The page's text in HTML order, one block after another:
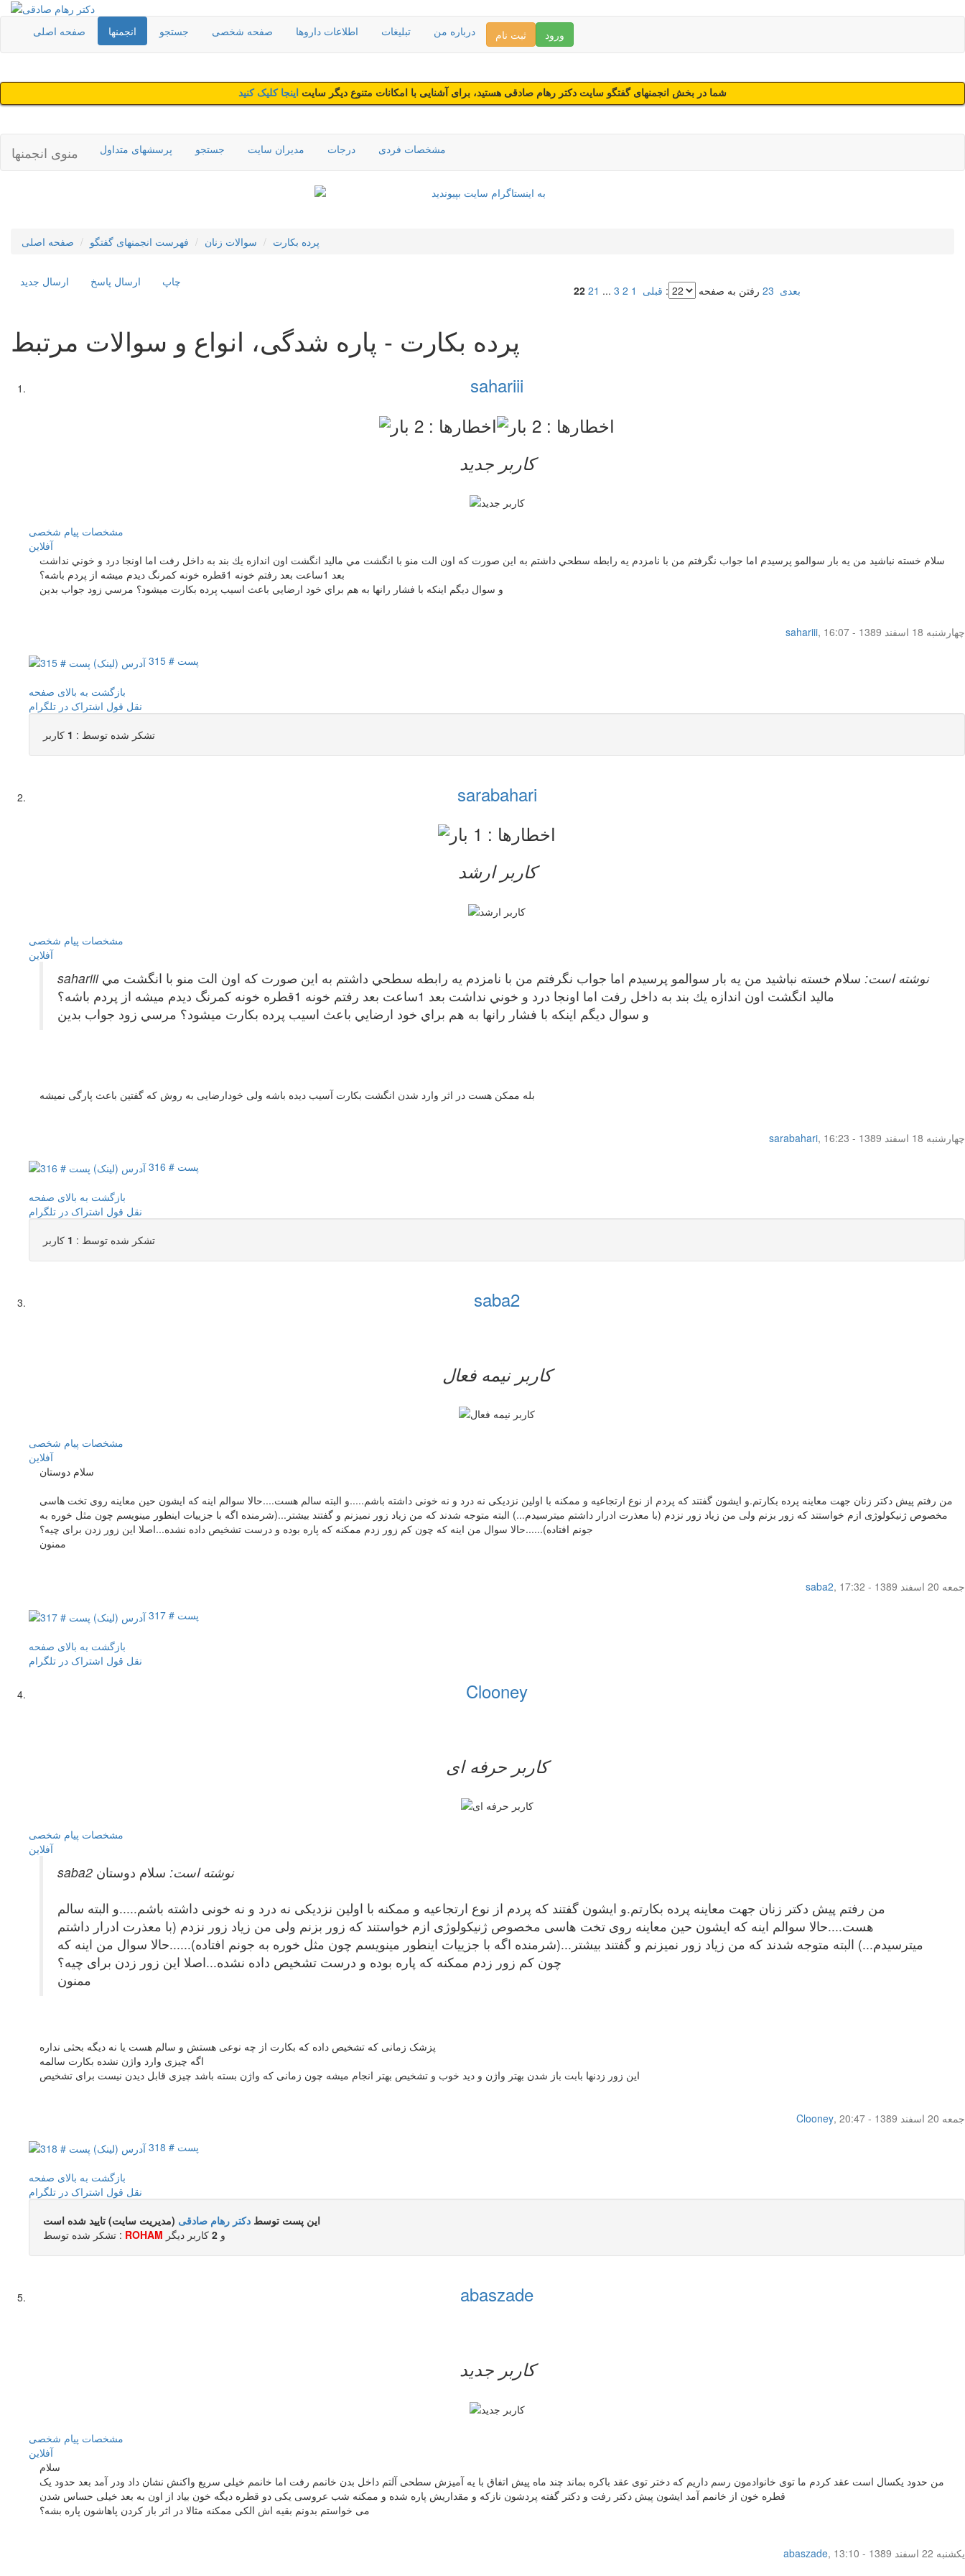
صفحه اصلی انجمنها جستجو صفحه شخصی اطلاعات داروها تبلیغات درباره من ثبت نام ورود
شما در بخش انجمنهای گفتگو سایت دکتر رهام صادقی هستید، برای آشنایی با امکانات متنوع دیگر سایت اینجا کلیک کنید
منوی انجمنها پرسشهای متداول جستجو مدیران سایت درجات مشخصات فردی
صفحه اصلی فهرست انجمنهای گفتگو سوالات زنان پرده بکارت
ارسال جديد ارسال پاسخ چاپ
رفتن به صفحه : قبلی 1
2
3
...
21
22 23 بعدی
پرده بکارت - پاره شدگی، انواع و سوالات مرتبط
sahariii
کاربر جدید
مشخصات پیام شخصی
آفلاين
سلام خسته نباشيد من يه بار سوالمو پرسيدم اما جواب نگرفتم من با نامزدم يه رابطه سطحي داشتم به اين صورت كه اون الت منو با انگشت مي ماليد انگشت اون اندازه يك بند به داخل رفت اما اونجا درد و خوني نداشت
بعد 1ساعت بعد رفتم خونه 1قطره خونه كمرنگ ديدم ميشه از پردم باشه؟
و سوال ديگم اينكه با فشار رانها به هم براي خود ارضايي باعث اسيب پرده بكارت ميشود؟ مرسي زود جواب بدين
sahariii,
چهار‌شنبه 18 اسفند 1389 - 16:07
پست # 315
بازگشت به بالای صفحه
نقل قول اشتراک در تلگرام
تشکر شده توسط : 1 کاربر
sarabahari
کاربر ارشد
مشخصات پیام شخصی
آفلاين
sahariii نوشته است: سلام خسته نباشيد من يه بار سوالمو پرسيدم اما جواب نگرفتم من با نامزدم يه رابطه سطحي داشتم به اين صورت كه اون الت منو با انگشت مي
ماليد انگشت اون اندازه يك بند به داخل رفت اما اونجا درد و خوني نداشت بعد 1ساعت بعد رفتم خونه 1قطره خونه كمرنگ ديدم ميشه از پردم باشه؟
و سوال ديگم اينكه با فشار رانها به هم براي خود ارضايي باعث اسيب پرده بكارت ميشود؟ مرسي زود جواب بدين
بله ممکن هست در اثر وارد شدن انگشت بکارت آسیب دیده باشه ولی خودارضایی به روش که گفتین باعث پارگی نمیشه
sarabahari,
چهار‌شنبه 18 اسفند 1389 - 16:23
پست # 316
بازگشت به بالای صفحه
نقل قول اشتراک در تلگرام
تشکر شده توسط : 1 کاربر
saba2
کاربر نيمه فعال
مشخصات پیام شخصی
آفلاين
سلام دوستان
من رفتم پیش دکتر زنان جهت معاینه پرده بکارتم.و ایشون گفتند که پردم از نوع ارتجاعیه و ممکنه با اولین نزدیکی نه درد و نه خونی داشته باشم.....و البته سالم هست....حالا سوالم اینه که ایشون حین معاینه روی تخت هاسی
مخصوص ژنیکولوژی ازم خواستند که زور بزنم ولی من زیاد زور نزدم (با معذرت ادرار داشتم میترسیدم...) البته متوجه شدند که من زیاد زور نمیزنم و گفتند بیشتر...(شرمنده اگه با جزییات اینطور مینویسم چون مثل خوره به
جونم افتاده)......حالا سوال من اینه که چون کم زور زدم ممکنه که پاره بوده و درست تشخیص داده نشده...اصلا این زور زدن برای چیه؟
ممنون
saba2,
جمعه 20 اسفند 1389 - 17:32
پست # 317
بازگشت به بالای صفحه
نقل قول اشتراک در تلگرام
Clooney
کاربر حرفه ای
مشخصات پیام شخصی
آفلاين
saba2 نوشته است: سلام دوستان
من رفتم پیش دکتر زنان جهت معاینه پرده بکارتم.و ایشون گفتند که پردم از نوع ارتجاعیه و ممکنه با اولین نزدیکی نه درد و نه خونی داشته باشم.....و البته سالم
هست....حالا سوالم اینه که ایشون حین معاینه روی تخت هاسی مخصوص ژنیکولوژی ازم خواستند که زور بزنم ولی من زیاد زور نزدم (با معذرت ادرار داشتم
میترسیدم...) البته متوجه شدند که من زیاد زور نمیزنم و گفتند بیشتر...(شرمنده اگه با جزییات اینطور مینویسم چون مثل خوره به جونم افتاده)......حالا سوال من اینه که
چون کم زور زدم ممکنه که پاره بوده و درست تشخیص داده نشده...اصلا این زور زدن برای چیه؟
ممنون
پزشک زمانی که تشخیص داده که بکارت از چه نوعی هستش و سالم هست یا نه دیگه بحثی نداره
اگه چیزی وارد واژن نشده بکارت سالمه
این زور زدنها بابت باز شدن بهتر واژن و دید خوب و تشخیص بهتر انجام میشه چون زمانی که واژن بسته باشد چیزی قابل دیدن نیست برای تشخیص
Clooney,
جمعه 20 اسفند 1389 - 20:47
پست # 318
بازگشت به بالای صفحه
نقل قول اشتراک در تلگرام
این پست توسط دکتر رهام صادقی (مدیریت سایت) تایید شده است
تشکر شده توسط : ROHAM و 2 کاربر ديگر
abaszade
کاربر جدید
مشخصات پیام شخصی
آفلاين
سلام
من حدود یکسال است عقد کردم ما توی خانوادمون رسم داریم که دختر توی عقد باکره بماند چند ماه پیش اتفاق با یه آمیزش سطحی آلتم داخل بدن خانمم رفت اما خانمم خیلی سریع واکنش نشان داد ودر آمد بعد حدود یک
قطره خون از خانمم آمد ایشون پیش دکتر رفت و دکتر گفته پردشون نازکه و مقداریش پاره شده و ممکنه شب عروسی یکی دو قطره دیگه خون بیاد از اون به بعد خیلی حساس شدن
می خواستم بدونم بقیه اش الکی ممکنه مثالا در اثر باز کردن پاهاشون پاره بشه؟
abaszade,
یکشنبه 22 اسفند 1389 - 13:10